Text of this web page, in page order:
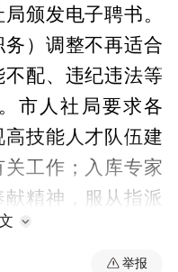
颁发电子聘书。
）调整不再适合
配、违纪违法等
市人社局要求各
技能人才队伍建
工作；入库专家
精神，服从指派
人社部门委托的
作的公正性、科
举报